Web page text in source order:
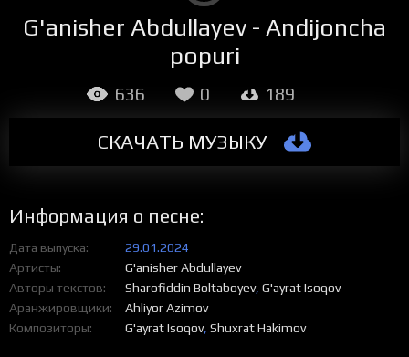
G'anisher Abdullayev - Andijoncha
popuri
СКАЧАТЬ МУЗЫКУ
636 0 189
Информация о песне:
Дата выпуска
29.01.2024
Артисты
G'anisher Abdullayev
Авторы текстов
Sharofiddin Boltaboyev, G'ayrat Isoqov
Аранжировщики
Ahliyor Azimov
Композиторы
G'ayrat Isoqov, Shuxrat Hakimov